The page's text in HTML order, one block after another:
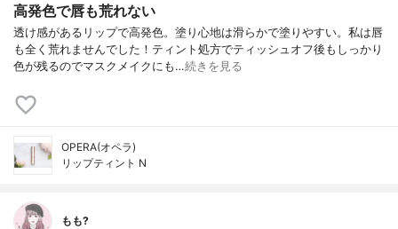
高発色で唇も荒れない
透け感があるリップで高発色。塗り心地は滑らかで塗りやすい。 私は唇
も全く荒れませんでした！ ティント処方でティッシュオフ後もしっかり
色が残るのでマスクメイクにも…続きを見る
OPERA(オペラ)
リップティント N
もも?